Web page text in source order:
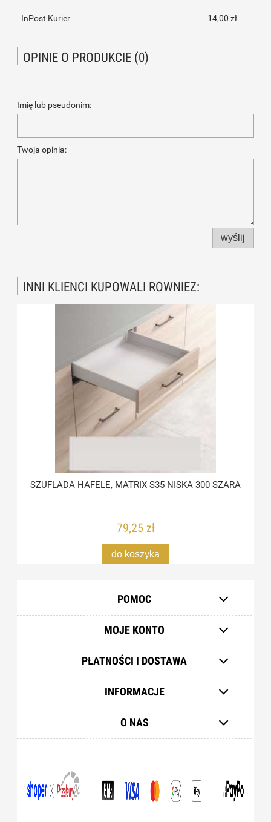
InPost Kurier 14,00 zł
OPINIE O PRODUKCIE (0)
Imię lub pseudonim:
Twoja opinia:
wyślij
INNI KLIENCI KUPOWALI ROWNIEZ:
SZUFLADA HAFELE, MATRIX S35 NISKA 300 SZARA
79,25 zł
do koszyka
POMOC
MOJE KONTO
PŁATNOŚCI I DOSTAWA
INFORMACJE
O NAS